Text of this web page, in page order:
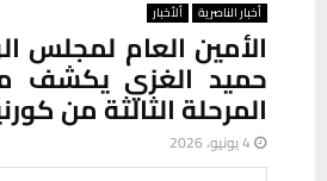
أخبار الناصرية ألأخبار
الأمين العام لمجلس
حميد الغزي يكشف
المرحلة الثالثة من
4 يونيو، 2026